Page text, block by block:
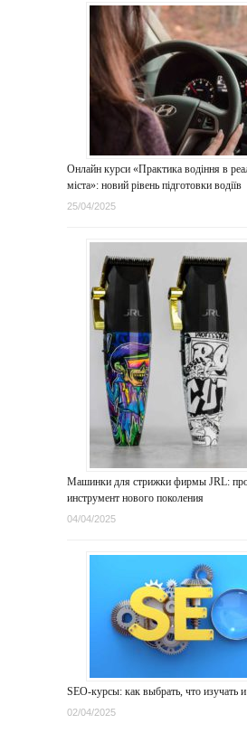
Онлайн курси «Практика водіння в
міста»: новий рівень підготовки водіїв
25/04/2025
Машинки для стрижки фирмы JRL:
инструмент нового поколения
04/04/2025
SEO-курсы: как выбрать, что изучать
02/04/2025